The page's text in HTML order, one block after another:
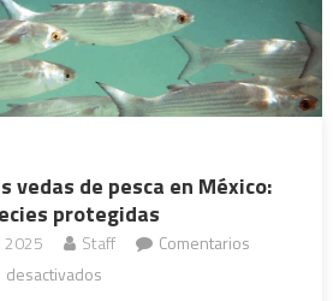
vedas de pesca en México:
protegidas
2025 Staff
Comentarios
desactivadosen